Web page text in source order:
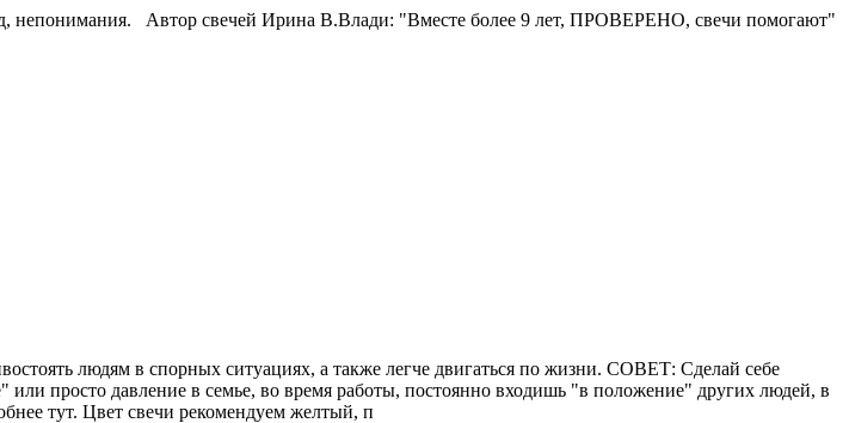
непонимания. Автор свечей Ирина В.Влади: "Вместе более 9 лет, ПРОВЕРЕНО, свечи помогают"
людям в спорных ситуациях, а также легче двигаться по жизни. СОВЕТ: Сделай себе
просто давление в семье, во время работы, постоянно входишь "в положение" других людей, в
тут. Цвет свечи рекомендуем желтый, п